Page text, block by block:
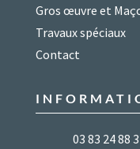
Gros œuvre et
Travaux spéciaux
Contact
03 83 24 88